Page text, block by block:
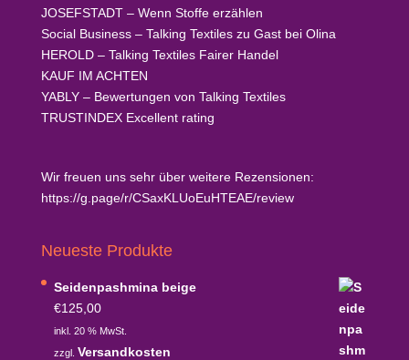
JOSEFSTADT– Wenn Stoffe erzählen
Social Business– Talking Textiles zu Gast bei Olina
HEROLD– Talking Textiles Fairer Handel
KAUF IM ACHTEN
YABLY– Bewertungen von Talking Textiles
TRUSTINDEXExcellent rating
Wir freuen uns sehr über weitere Rezensionen:
https://g.page/r/CSaxKLUoEuHTEAE/review
Neueste Produkte
Seidenpashmina beige
€125,00
inkl. 20 % MwSt.
zzgl. Versandkosten